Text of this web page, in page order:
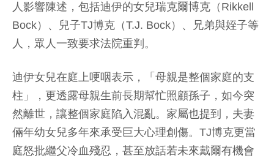
人影響陳述，包括迪伊的女兒瑞克爾博克（Rikkell
Bock）、兒子TJ博克（T.J. Bock）、兄弟與姪子等
人，眾人一致要求法院重判。
迪伊女兒在庭上哽咽表示，「母親是整個家庭的支
柱」，更透露母親生前長期幫忙照顧孫子，如今突
然離世，讓整個家庭陷入混亂。家屬也提到，夫妻
倆年幼女兒多年來承受巨大心理創傷。TJ博克更當
庭怒批繼父冷血殘忍，甚至放話若未來戴爾有機會